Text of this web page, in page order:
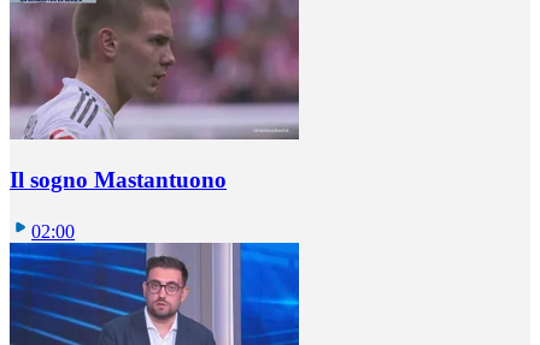
Il sogno Mastantuono
02:00